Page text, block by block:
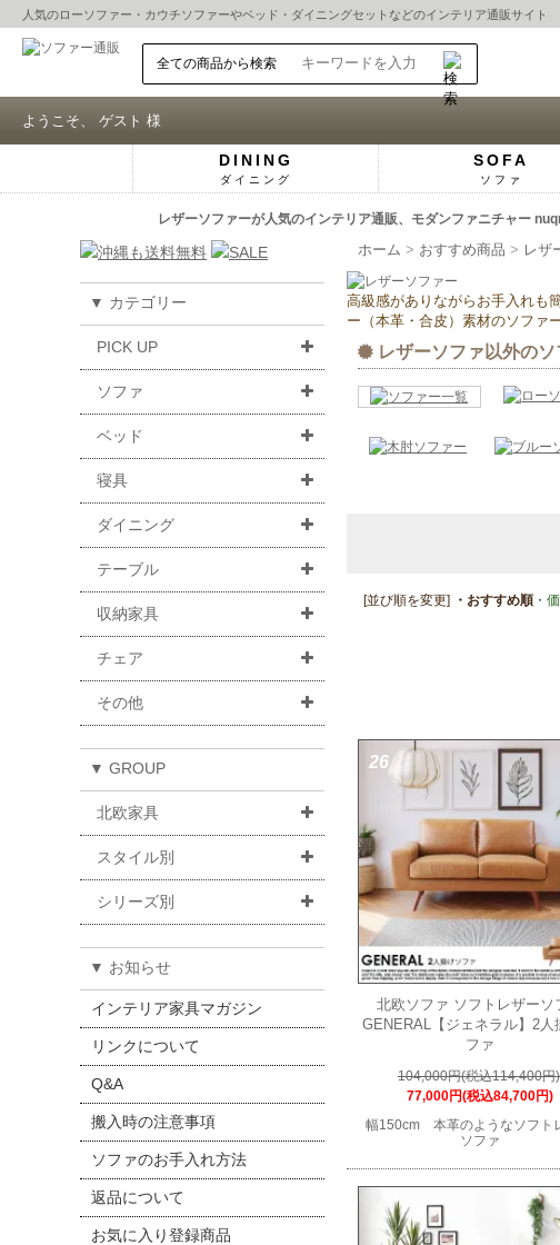
人気のローソファー ・ カウチソファーやベッド ・ ダイニングセット などのインテリア通販サイト
ようこそ、 ゲスト 様
DINING
ダイニング
SOFA
ソファ
レザーソファーが人気のインテリア通販、モダンファニチャー
▼ カテゴリー
PICK UP
ソファ
ベッド
寝具
ダイニング
テーブル
収納家具
チェア
その他
▼ GROUP
北欧家具
スタイル別
シリーズ別
▼ お知らせ
インテリア家具マガジン
リンクについて
Q&A
搬入時の注意事項
ソファのお手入れ方法
返品について
お気に入り登録商品
ホーム おすすめ商品 レザ
高級感がありながらお手入れも
ー（本革・合皮）素材のソファ
レザーソファ以外のソ
[並び順を変更] ・おすすめ順 ・
26
北欧ソファ ソフトレザーソ
GENERAL【ジェネラル】2人
ファ
104,000円(税込114,400円)
77,000円(税込84,700円)
幅150cm 本革のようなソフト
ソファ